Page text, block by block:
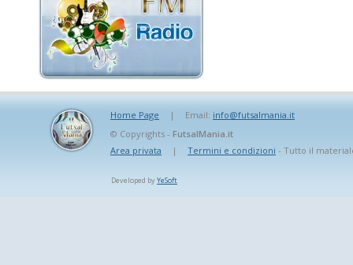
Home Page | Email: info@futsalmania.it
© Copyrights - FutsalMania.it
Area privata
| Termini e condizioni - Tutto il
Developed byYeSoft